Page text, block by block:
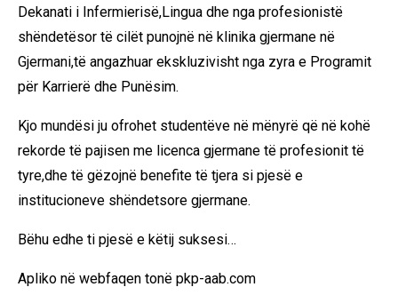
Dekanati i Infermierisë,Lingua dhe nga profesionistë
shëndetësor të cilët punojnë në klinika gjermane në
Gjermani,të angazhuar ekskluzivisht nga zyra e Programit
për Karrierë dhe Punësim.
Kjo mundësi ju ofrohet studentëve në mënyrë që në kohë
rekorde të pajisen me licenca gjermane të profesionit të
tyre,dhe të gëzojnë benefite të tjera si pjesë e
institucioneve shëndetsore gjermane.
Bëhu edhe ti pjesë e këtij suksesi…
Apliko në webfaqen tonë pkp-aab.com